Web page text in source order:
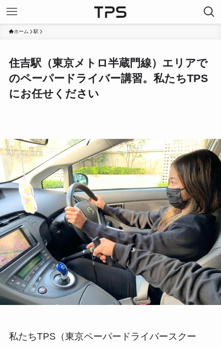
ホーム 駅
住吉駅（東京メトロ半蔵門線）エリアで
のペーパードライバー講習。私たちTPS
にお任せください
私たちTPS（東京ペーパードライバースクー